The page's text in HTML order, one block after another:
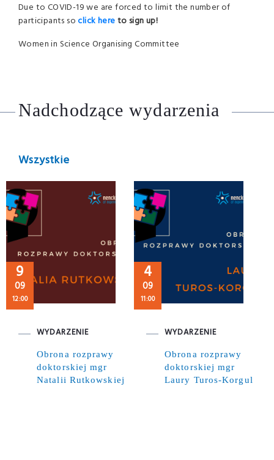
Due to COVID-19 we are forced to limit the number of
participants soclick hereto sign up!
Women in Science Organising Committee
Nadchodzące wydarzenia
Wszystkie
9
09
12:00
WYDARZENIE
Obrona rozprawy
doktorskiej mgr
Natalii Rutkowskiej
4
09
11:00
WYDARZENIE
Obrona rozprawy
doktorskiej mgr
Laury Turos-Korgul